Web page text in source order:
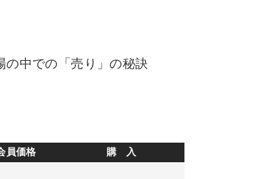
の中での「売り」の秘訣
員価格 購 入